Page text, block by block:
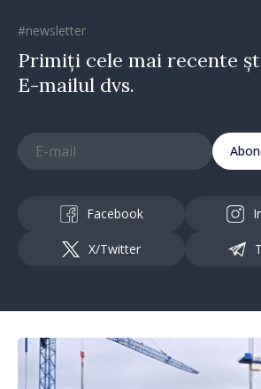
#newsletter
Primiți cele mai recente
E-mailul dvs.
Facebook
X/Twitter